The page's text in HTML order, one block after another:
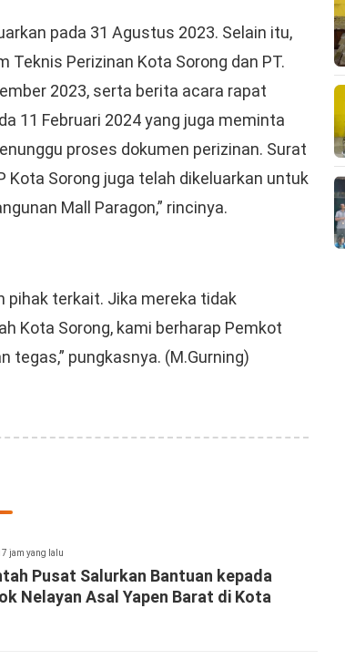
pada 31 Agustus 2023. Selain itu,
Teknis Perizinan Kota Sorong dan PT.
2023, serta berita acara rapat
11 Februari 2024 yang juga meminta
proses dokumen perizinan. Surat
Kota Sorong juga telah dikeluarkan untuk
Mall Paragon,” rincinya.
pihak terkait. Jika mereka tidak
Kota Sorong, kami berharap Pemkot
tegas,” pungkasnya. (M.Gurning)
jam yang lalu
Pusat Salurkan Bantuan kepada
Nelayan Asal Yapen Barat di Kota